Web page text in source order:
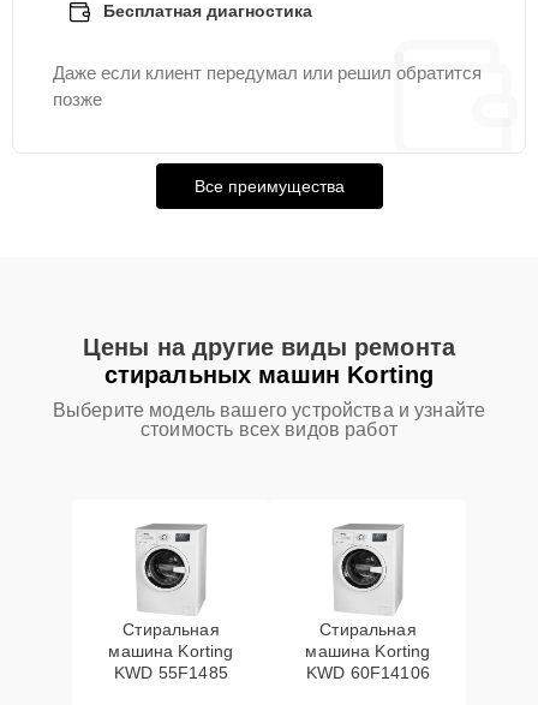
Бесплатная диагностика
Даже если клиент передумал или решил обратится
позже
Все преимущества
Цены на другие виды ремонта
стиральных машин Korting
Выберите модель вашего устройства и узнайте
стоимость всех видов работ
Стиральная
машина Korting
KWD 55F1485
Стиральная
машина Korting
KWD 60F14106